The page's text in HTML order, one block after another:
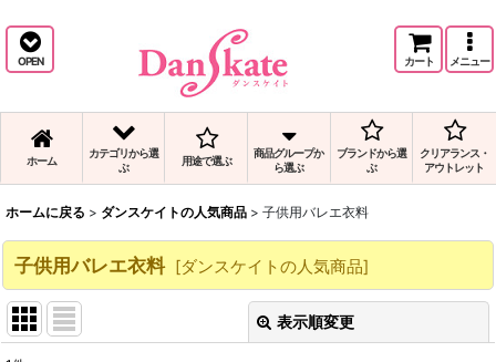
OPEN カート メニュー
ホーム
カテゴリから選
ぶ
用途で選ぶ
商品グループか
ら選ぶ
ブランドから選
ぶ
クリアランス・
アウトレット
ホームに戻る > ダンスケイトの人気商品 > 子供用バレエ衣料
子供用バレエ衣料 [ダンスケイトの人気商品]
表示順変更